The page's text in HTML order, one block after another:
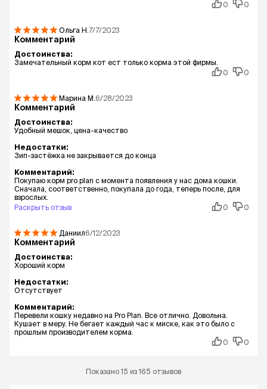
0
0
Ольга Н. 7/7/2023
Комментарий
Достоинства:
Замечательный корм кот ест только корма этой фирмы.
0
0
Марина М. 6/28/2023
Комментарий
Достоинства:
Удобный мешок, цена-качество
Недостатки:
Зип-застёжка не закрывается до конца
Комментарий:
Покупаю корм pro plan с момента появления у нас дома кошки.
Сначала, соответственно, покупала до года, теперь после, для
взрослых.
Раскрыть отзыв
0 0
Даниил6/12/2023
Комментарий
Достоинства:
Хороший корм
Недостатки:
Отсутствует
Комментарий:
Перевели кошку недавно на Pro Plan. Все отлично. Довольна.
Кушает в меру. Не бегает каждый час к миске, как это было с
прошлым производителем корма.
0
0
Показано 15 из 165 отзывов